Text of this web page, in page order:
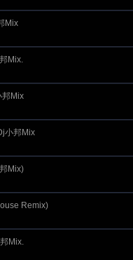
Mix
Mix.
Mix
小邦Mix
Mix)
Remix)
Mix.